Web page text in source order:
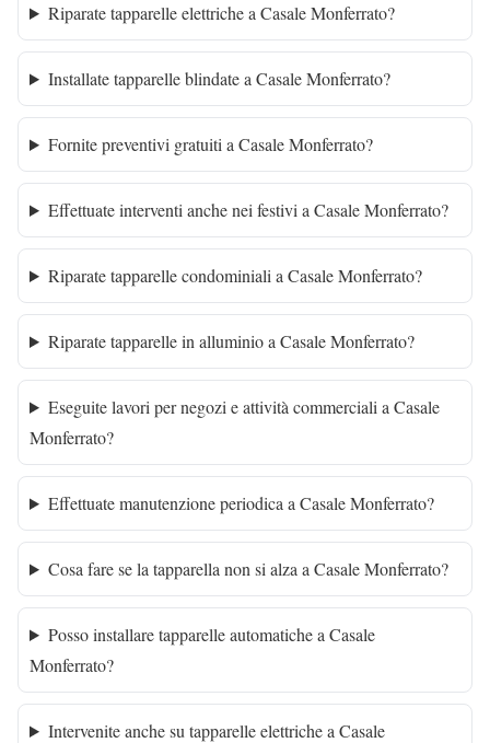
Riparate tapparelle elettriche a Casale Monferrato?
Installate tapparelle blindate a Casale Monferrato?
Fornite preventivi gratuiti a Casale Monferrato?
Effettuate interventi anche nei festivi a Casale Monferrato?
Riparate tapparelle condominiali a Casale Monferrato?
Riparate tapparelle in alluminio a Casale Monferrato?
Eseguite lavori per negozi e attività commerciali a Casale
Monferrato?
Effettuate manutenzione periodica a Casale Monferrato?
Cosa fare se la tapparella non si alza a Casale Monferrato?
Posso installare tapparelle automatiche a Casale
Monferrato?
Intervenite anche su tapparelle elettriche a Casale